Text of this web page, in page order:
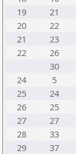
19
21
20
22
21
23
22
26
30
24
5
25
24
26
25
27
27
28
33
29
37